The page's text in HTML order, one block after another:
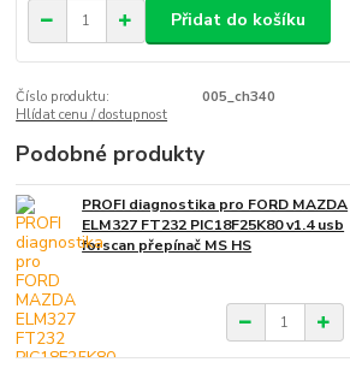
Přidat do košíku
Číslo produktu:
005_ch340
Hlídat cenu / dostupnost
Podobné produkty
PROFI diagnostika pro FORD MAZDA
ELM327 FT232 PIC18F25K80 v1.4 usb
forscan přepínač MS HS